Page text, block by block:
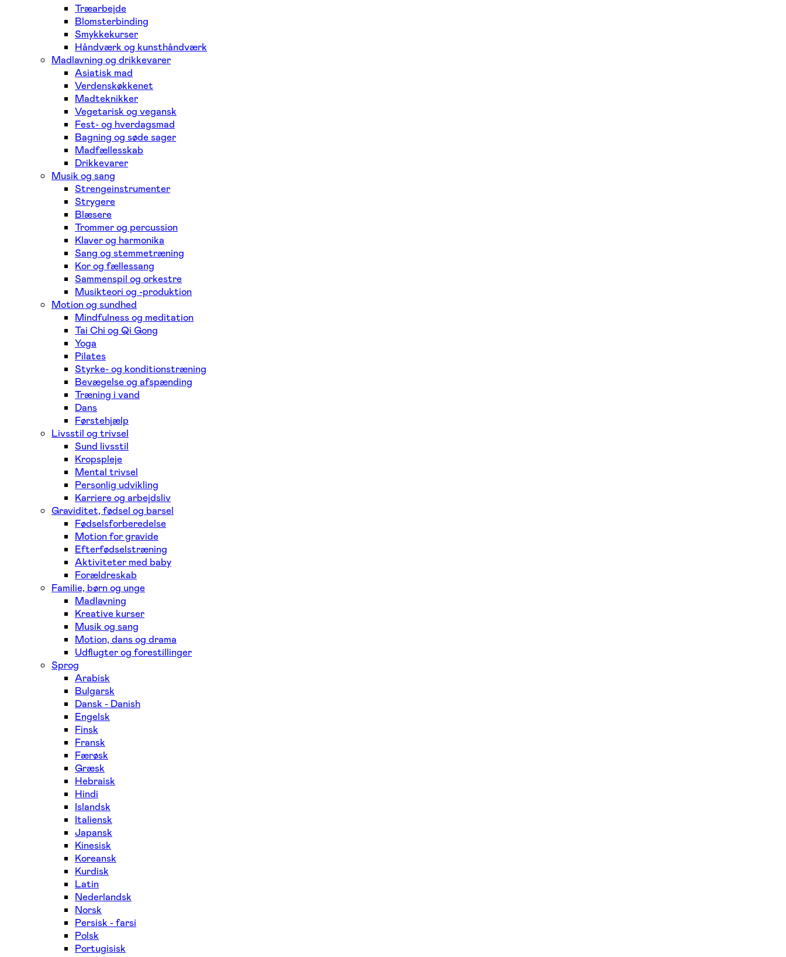
Træarbejde
Blomsterbinding
Smykkekurser
Håndværk og kunsthåndværk
Madlavning og drikkevarer
Asiatisk mad
Verdenskøkkenet
Madteknikker
Vegetarisk og vegansk
Fest- og hverdagsmad
Bagning og søde sager
Madfællesskab
Drikkevarer
Musik og sang
Strengeinstrumenter
Strygere
Blæsere
Trommer og percussion
Klaver og harmonika
Sang og stemmetræning
Kor og fællessang
Sammenspil og orkestre
Musikteori og -produktion
Motion og sundhed
Mindfulness og meditation
Tai Chi og Qi Gong
Yoga
Pilates
Styrke- og konditionstræning
Bevægelse og afspænding
Træning i vand
Dans
Førstehjælp
Livsstil og trivsel
Sund livsstil
Kropspleje
Mental trivsel
Personlig udvikling
Karriere og arbejdsliv
Graviditet, fødsel og barsel
Fødselsforberedelse
Motion for gravide
Efterfødselstræning
Aktiviteter med baby
Forældreskab
Familie, børn og unge
Madlavning
Kreative kurser
Musik og sang
Motion, dans og drama
Udflugter og forestillinger
Sprog
Arabisk
Bulgarsk
Dansk - Danish
Engelsk
Finsk
Fransk
Færøsk
Græsk
Hebraisk
Hindi
Islandsk
Italiensk
Japansk
Kinesisk
Koreansk
Kurdisk
Latin
Nederlandsk
Norsk
Persisk - farsi
Polsk
Portugisisk